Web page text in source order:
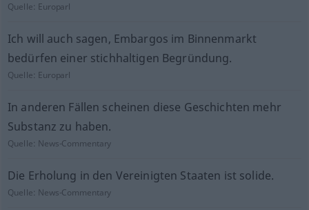
Quelle: Europarl
Ich will auch sagen, Embargos im Binnenmarkt
bedürfen einer stichhaltigen Begründung.
Quelle: Europarl
In anderen Fällen scheinen diese Geschichten mehr
Substanz zu haben.
Quelle: News-Commentary
Die Erholung in den Vereinigten Staaten ist solide.
Quelle: News-Commentary